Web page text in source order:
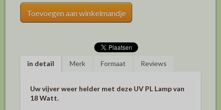
Toevoegen aan winkelmandje
in detail Merk Formaat Reviews
Uw vijver weer helder met deze UV PL Lamp van
18 Watt.